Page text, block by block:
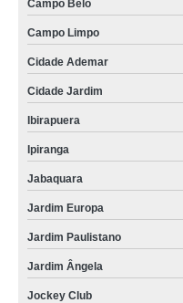
Campo Belo
Campo Limpo
Cidade Ademar
Cidade Jardim
Ibirapuera
Ipiranga
Jabaquara
Jardim Europa
Jardim Paulistano
Jardim Ângela
Jockey Club